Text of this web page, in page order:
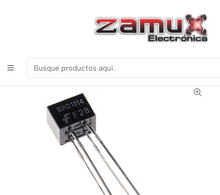
ELECTRONICOS, ROBOTICA & TECNOLOGIA
Productos Arduino
Sensores
QRD1114 SENSOR INFRARROJO REFLECTIVO PARA